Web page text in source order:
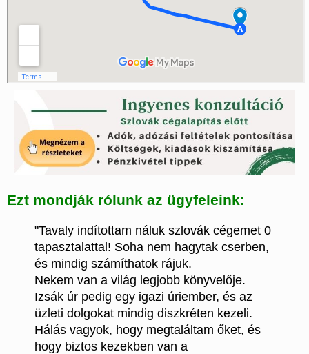
Ezt mondják rólunk az ügyfeleink:
"Tavaly indítottam náluk szlovák cégemet 0
tapasztalattal! Soha nem hagytak cserben,
és mindig számíthatok rájuk.
Nekem van a világ legjobb könyvelője.
Izsák úr pedig egy igazi úriember, és az
üzleti dolgokat mindig diszkréten kezeli.
Hálás vagyok, hogy megtaláltam őket, és
hogy biztos kezekben van a